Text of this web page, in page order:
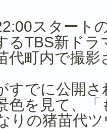
スタート
るTBS新ドラ
代町内で撮
すでに公開
色を見て、
りの猪苗代